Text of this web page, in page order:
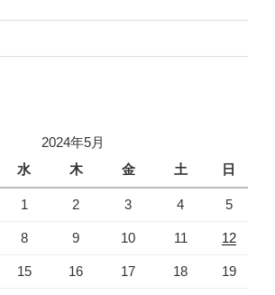
2024年5月
水 木 金 土 日
1 2 3 4 5
8 9 10 11 12
15 16 17 18 19